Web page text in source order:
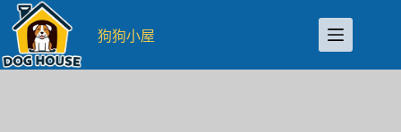
至
主
狗狗小屋